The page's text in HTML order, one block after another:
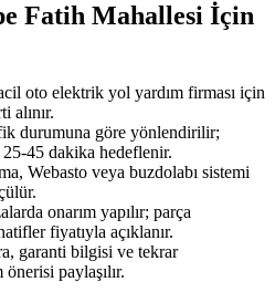
Fatih Mahallesi İçin
oto elektrik yol yardım firması için
alınır.
durumuna göre yönlendirilir;
45 dakika hedeflenir.
Webasto veya buzdolabı sistemi
onarım yapılır; parça
fiyatıyla açıklanır.
garanti bilgisi ve tekrar
önerisi paylaşılır.